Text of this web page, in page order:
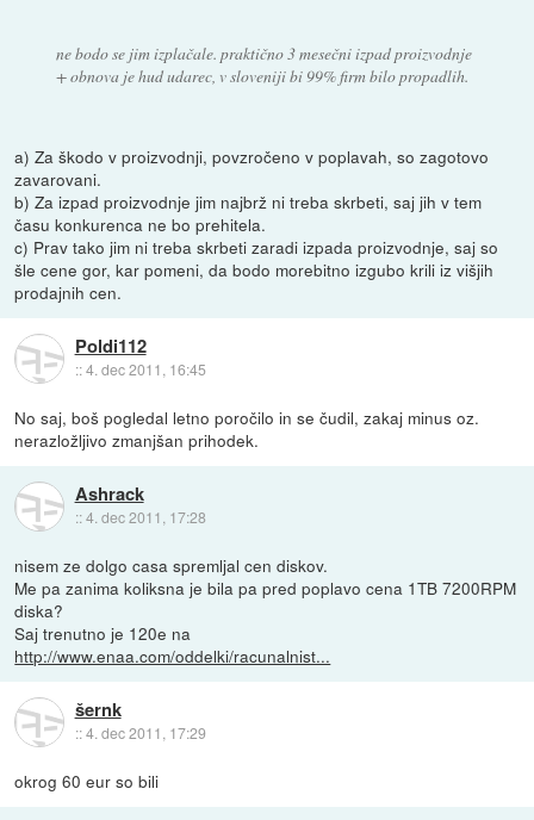
ne bodo se jim izplačale. praktično 3 mesečni izpad proizvodnje
+ obnova je hud udarec, v sloveniji bi 99% firm bilo propadlih.
a) Za škodo v proizvodnji, povzročeno v poplavah, so zagotovo
zavarovani.
b) Za izpad proizvodnje jim najbrž ni treba skrbeti, saj jih v tem
času konkurenca ne bo prehitela.
c) Prav tako jim ni treba skrbeti zaradi izpada proizvodnje, saj so
šle cene gor, kar pomeni, da bodo morebitno izgubo krili iz višjih
prodajnih cen.
Poldi112
::4. dec 2011, 16:45
No saj, boš pogledal letno poročilo in se čudil, zakaj minus oz.
nerazložljivo zmanjšan prihodek.
Ashrack
::4. dec 2011, 17:28
nisem ze dolgo casa spremljal cen diskov.
Me pa zanima koliksna je bila pa pred poplavo cena 1TB 7200RPM
diska?
Saj trenutno je 120e na
http://www.enaa.com/oddelki/racunalnist...
šernk
::4. dec 2011, 17:29
okrog 60 eur so bili